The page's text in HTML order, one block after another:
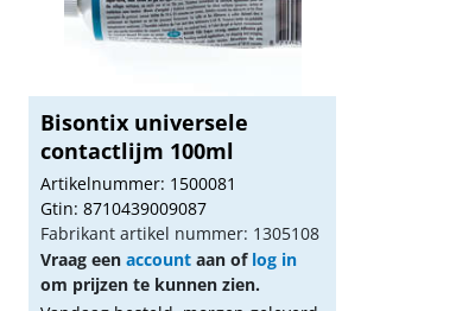
Bisontix universele
contactlijm 100ml
Artikelnummer: 1500081
Gtin: 8710439009087
Fabrikant artikel nummer: 1305108
Vraag eenaccount aan of log in
om prijzen te kunnen zien.